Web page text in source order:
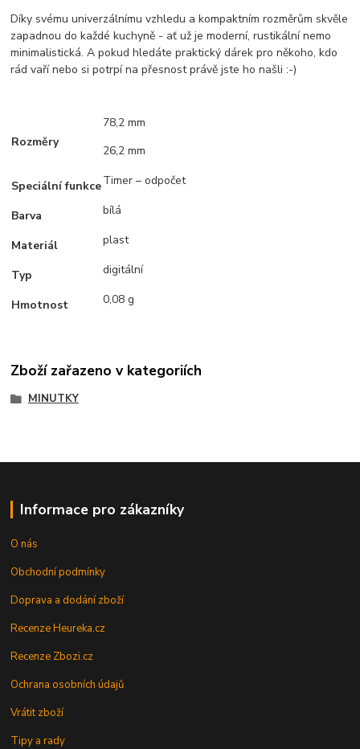
Díky svému univerzálnímu vzhledu a kompaktním rozměrům skvěle
zapadnou do každé kuchyně - ať už je moderní, rustikální nemo
minimalistická. A pokud hledáte praktický dárek pro někoho, kdo
rád vaří nebo si potrpí na přesnost právě jste ho našli :-)
Rozměry
78,2 mm
26,2 mm
Speciální funkceTimer – odpočet
Barva bílá
Materiál plast
Typ digitální
Hmotnost 0,08 g
Zboží zařazeno v kategoriích
MINUTKY
Informace pro zákazníky
O nás
Obchodní podmínky
Doprava a dodání zboží
Recenze Heureka.cz
Recenze Zbozi.cz
Ochrana osobních údajů
Vrátit zboží
Tipy a rady